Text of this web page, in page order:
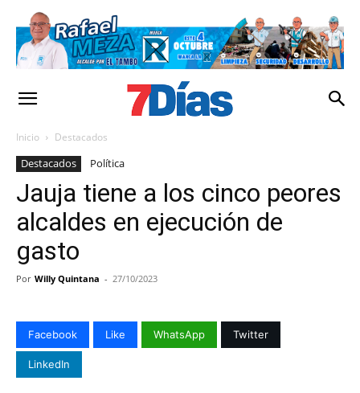
Inicio Destacados
Destacados Política
Jauja tiene a los cinco peores
alcaldes en ejecución de
gasto
Por Willy Quintana - 27/10/2023
Facebook Like WhatsApp Twitter
LinkedIn